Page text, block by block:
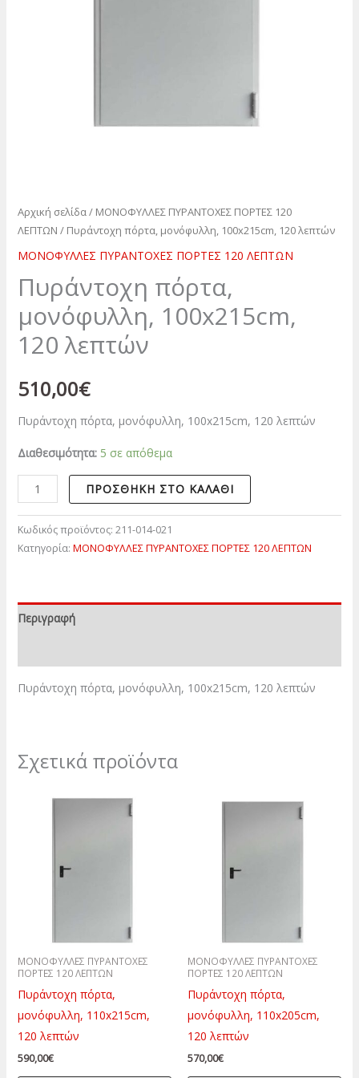
Αρχική σελίδα/ ΜΟΝΟΦΥΛΛΕΣ ΠΥΡΑΝΤΟΧΕΣ ΠΟΡΤΕΣ 120
ΛΕΠΤΩΝ / Πυράντοχη πόρτα, μονόφυλλη, 100x215cm, 120 λεπτών
ΜΟΝΟΦΥΛΛΕΣ ΠΥΡΑΝΤΟΧΕΣ ΠΟΡΤΕΣ 120 ΛΕΠΤΩΝ
Πυράντοχη πόρτα,
μονόφυλλη, 100x215cm,
120 λεπτών
510,00€
Πυράντοχη πόρτα, μονόφυλλη, 100x215cm, 120 λεπτών
Διαθεσιμότητα: 5 σε απόθεμα
ΠΡΟΣΘΉΚΗ ΣΤΟ ΚΑΛΆΘΙ
Κωδικός προϊόντος: 211-014-021
Κατηγορία: ΜΟΝΟΦΥΛΛΕΣ ΠΥΡΑΝΤΟΧΕΣ ΠΟΡΤΕΣ 120 ΛΕΠΤΩΝ
Περιγραφή
Πυράντοχη πόρτα, μονόφυλλη, 100x215cm, 120 λεπτών
Σχετικά προϊόντα
ΜΟΝΟΦΥΛΛΕΣ ΠΥΡΑΝΤΟΧΕΣ
ΠΟΡΤΕΣ 120 ΛΕΠΤΩΝ
Πυράντοχη πόρτα,
μονόφυλλη, 110x215cm,
120 λεπτών
590,00€
ΜΟΝΟΦΥΛΛΕΣ ΠΥΡΑΝΤΟΧΕΣ
ΠΟΡΤΕΣ 120 ΛΕΠΤΩΝ
Πυράντοχη πόρτα,
μονόφυλλη, 110x205cm,
120 λεπτών
570,00€